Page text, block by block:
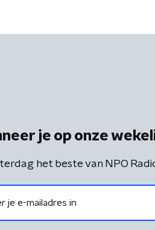
je op onze
het beste van NPO